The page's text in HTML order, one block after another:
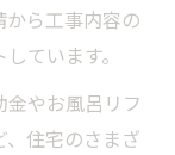
安心住宅の
する高齢者
ら工事内容の
ています。
やお風呂リフ
住宅のさまざ